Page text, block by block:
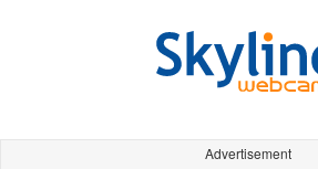
Advertisement